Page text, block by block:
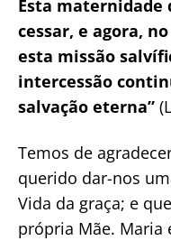
Esta maternidade
cessar, e agora,
esta missão
intercessão
salvação eterna”
Temos de
querido dar-nos
Vida da graça; e
própria Mãe. Maria